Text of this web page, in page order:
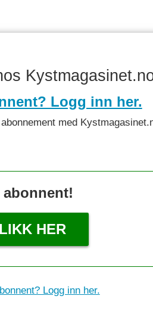
Logg inn her.
med
HER
Logg inn her.